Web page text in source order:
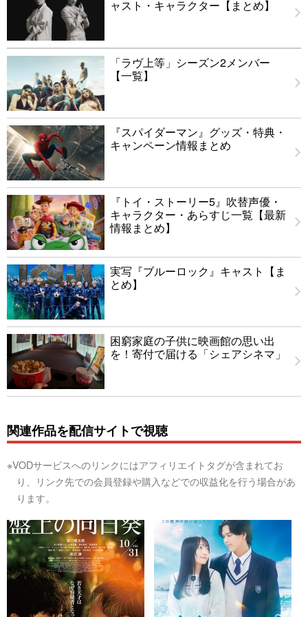
ャスト・キャラクター【まとめ】
「ラヴ上等」シーズン2メンバー
【一覧】
『スパイダーマン』グッズ・特典・
キャンペーン情報まとめ
『トイ・ストーリー5』吹替声優・
キャラクター・あらすじ一覧【最新
情報まとめ】
実写『ブルーロック』キャスト【ま
とめ】
困窮家庭の子供に映画館の思い出
を！寄付で届ける「シェアシネマ」
関連作品を配信サイトで視聴
※VODサービスへのリンクにはアフィリエイトタグが含まれてお
り、リンク先での会員登録や購入などでの収益化を行う場合があ
ります。